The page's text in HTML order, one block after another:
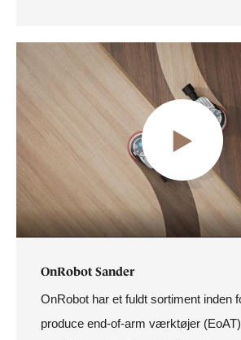
OnRobot Sander
OnRobot har et fuldt sortiment inden
produce end-of-arm værktøjer